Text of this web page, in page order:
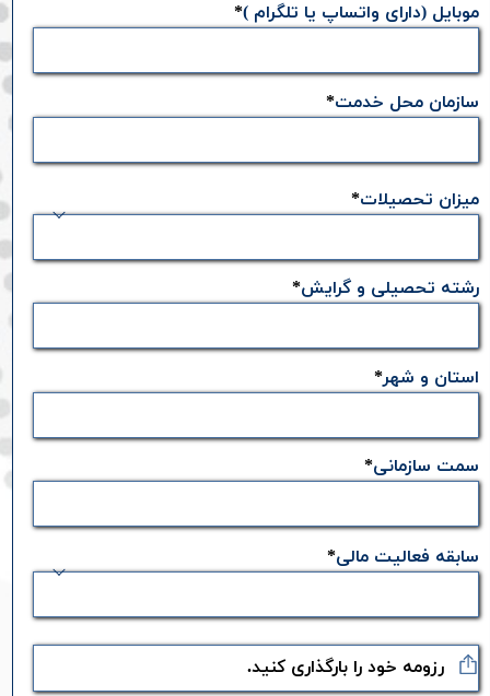
موبایل (دارای واتساپ یا تلگرام )
سازمان محل خدمت
میزان تحصیلات
رشته تحصیلی و گرایش
استان و شهر
سمت سازمانی
سابقه فعالیت مالی
رزومه خود را بارگذاری کنید.